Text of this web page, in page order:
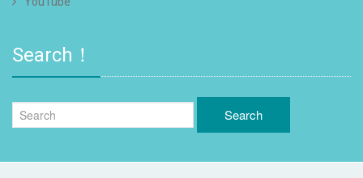
Search！